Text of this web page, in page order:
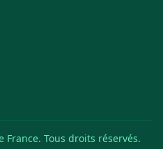
France. Tous droits réservés.